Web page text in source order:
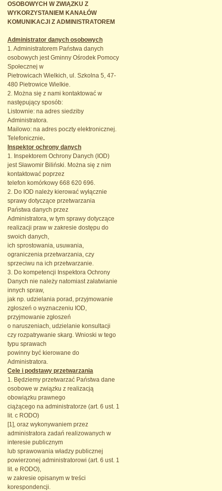
OSOBOWYCH W ZWIĄZKU Z
WYKORZYSTANIEM KANAŁÓW
KOMUNIKACJI Z ADMINISTRATOREM
Administrator danych osobowych
1. Administratorem Państwa danych
osobowych jest Gminny Ośrodek Pomocy
Społecznej w
Pietrowicach Wielkich, ul. Szkolna 5, 47-
480 Pietrowice Wielkie.
2. Można się z nami kontaktować w
następujący sposób:
Listownie: na adres siedziby
Administratora.
Mailowo: na adres poczty elektronicznej.
Telefonicznie.
Inspektor ochrony danych
1. Inspektorem Ochrony Danych (IOD)
jest Sławomir Biliński. Można się z nim
kontaktować poprzez
telefon komórkowy 668 620 696.
2. Do IOD należy kierować wyłącznie
sprawy dotyczące przetwarzania
Państwa danych przez
Administratora, w tym sprawy dotyczące
realizacji praw w zakresie dostępu do
swoich danych,
ich sprostowania, usuwania,
ograniczenia przetwarzania, czy
sprzeciwu na ich przetwarzanie.
3. Do kompetencji Inspektora Ochrony
Danych nie należy natomiast załatwianie
innych spraw,
jak np. udzielania porad, przyjmowanie
zgłoszeń o wyznaczeniu IOD,
przyjmowanie zgłoszeń
o naruszeniach, udzielanie konsultacji
czy rozpatrywanie skarg. Wnioski w tego
typu sprawach
powinny być kierowane do
Administratora.
Cele i podstawy przetwarzania
1. Będziemy przetwarzać Państwa dane
osobowe w związku z realizacją
obowiązku prawnego
ciążącego na administratorze (art. 6 ust. 1
lit. c RODO)
[1], oraz wykonywaniem przez
administratora zadań realizowanych w
interesie publicznym
lub sprawowania władzy publicznej
powierzonej administratorowi (art. 6 ust. 1
lit. e RODO),
w zakresie opisanym w treści
korespondencji.